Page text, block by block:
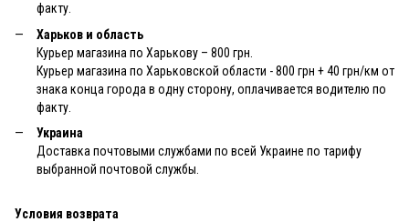
факту.
Харьков и область
Курьер магазина по Харькову – 800 грн.
Курьер магазина по Харьковской области - 800 грн + 40 грн/км от
знака конца города в одну сторону, оплачивается водителю по
факту.
Украина
Доставка почтовыми службами по всей Украине по тарифу
выбранной почтовой службы.
Условия возврата